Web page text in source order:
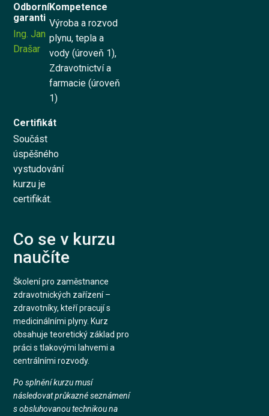
Odborní
garanti
Ing. Jan
Drašar
Kompetence
Výroba a rozvod
plynu, tepla a
vody (úroveň 1),
Zdravotnictví a
farmacie (úroveň
1)
Certifikát
Součást
úspěšného
vystudování
kurzu je
certifikát.
Co se v kurzu
naučíte
Školení pro zaměstnance
zdravotnických zařízení –
zdravotníky, kteří pracují s
medicinálními plyny. Kurz
obsahuje teoretický základ pro
práci s tlakovými lahvemi a
centrálními rozvody.
Po splnění kurzu musí
následovat průkazné seznámení
s obsluhovanou technikou na